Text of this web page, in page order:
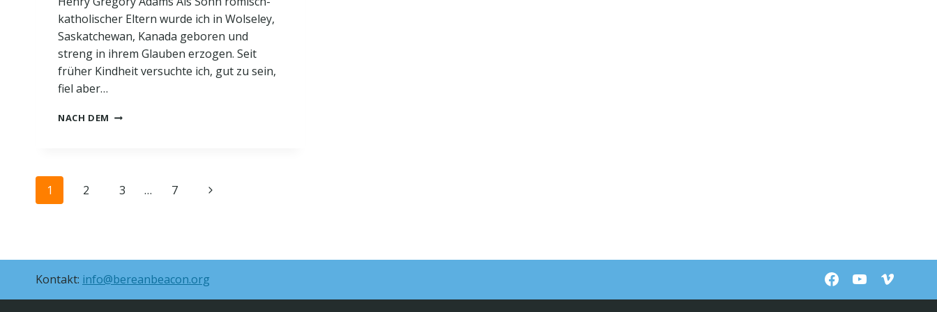
katholischer Eltern wurde ich in Wolseley,
Saskatchewan, Kanada geboren und
streng in ihrem Glauben erzogen. Seit
früher Kindheit versuchte ich, gut zu sein,
fiel aber…
NACH DEM CHRISTUS
Nawigacja
1 2 3 … 7
Następna
Kontakt: info@bereanbeacon.org